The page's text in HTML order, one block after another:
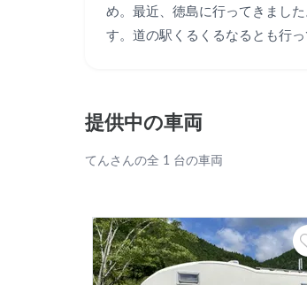
め。最近、徳島に行ってきまし
す。道の駅くるくるなるとも行
提供中の車両
てんさんの全 1 台の車両